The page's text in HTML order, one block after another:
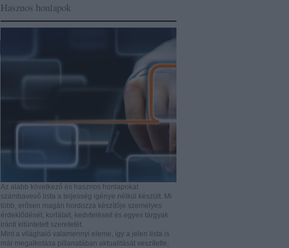
Hasznos honlapok
Az alább következő és hasznos honlapokat
számbavevő lista a teljesség igénye nélkül készült. Mi
több, erősen magán hordozza készítője személyes
érdeklődését, korlátait, kedvteléseit és egyes tárgyak
iránti kitüntetett szeretetét.
Mint a világhaló valamennyi eleme, így a jelen lista is
már megalkotása pillanatában aktualitását veszítette,